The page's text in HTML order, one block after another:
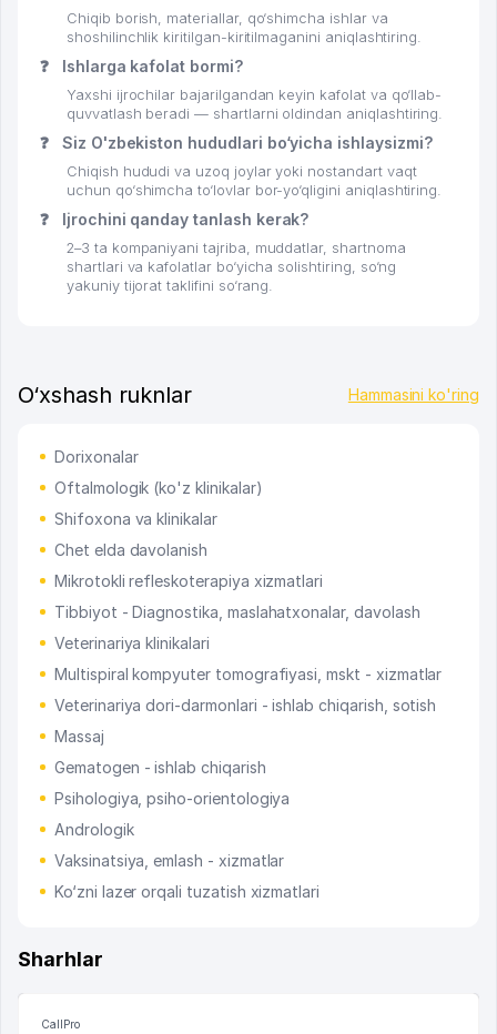
Chiqib borish, materiallar, qo‘shimcha ishlar va
shoshilinchlik kiritilgan-kiritilmaganini aniqlashtiring.
❓ Ishlarga kafolat bormi?
Yaxshi ijrochilar bajarilgandan keyin kafolat va qo‘llab-
quvvatlash beradi — shartlarni oldindan aniqlashtiring.
❓ Siz O'zbekiston hududlari bo‘yicha ishlaysizmi?
Chiqish hududi va uzoq joylar yoki nostandart vaqt
uchun qo‘shimcha to‘lovlar bor-yo‘qligini aniqlashtiring.
❓ Ijrochini qanday tanlash kerak?
2–3 ta kompaniyani tajriba, muddatlar, shartnoma
shartlari va kafolatlar bo‘yicha solishtiring, so‘ng
yakuniy tijorat taklifini so‘rang.
O‘xshash ruknlar Hammasini ko'ring
Dorixonalar
Oftalmologik (ko'z klinikalar)
Shifoxona va klinikalar
Chet elda davolanish
Mikrotokli refleskoterapiya xizmatlari
Tibbiyot - Diagnostika, maslahatxonalar, davolash
Veterinariya klinikalari
Multispiral kompyuter tomografiyasi, mskt - xizmatlar
Veterinariya dori-darmonlari - ishlab chiqarish, sotish
Massaj
Gematogen - ishlab chiqarish
Psihologiya, psiho-orientologiya
Andrologik
Vaksinatsiya, emlash - xizmatlar
Ko‘zni lazer orqali tuzatish xizmatlari
Sharhlar
CallPro